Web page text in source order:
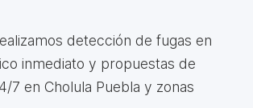
detección de fugas en
inmediato y propuestas de
7 en Cholula Puebla y zonas